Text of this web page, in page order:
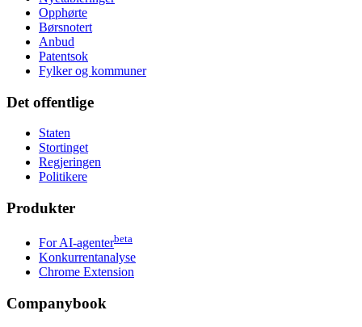
Opphørte
Børsnotert
Anbud
Patentsok
Fylker og kommuner
Det offentlige
Staten
Stortinget
Regjeringen
Politikere
Produkter
For AI-agenterbeta
Konkurrentanalyse
Chrome Extension
Companybook